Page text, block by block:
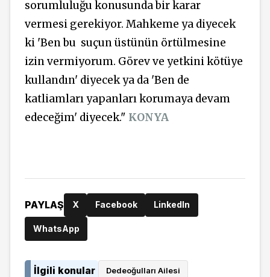
sorumluluğu konusunda bir karar
vermesi gerekiyor. Mahkeme ya diyecek
ki 'Ben bu suçun üstünün örtülmesine
izin vermiyorum. Görev ve yetkini kötüye
kullandın' diyecek ya da 'Ben de
katliamları yapanları korumaya devam
edeceğim' diyecek." KONYA
PAYLAŞ X Facebook LinkedIn
WhatsApp
İlgili konular Dedeoğulları Ailesi